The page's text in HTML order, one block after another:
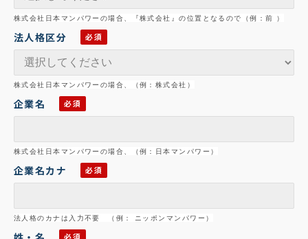
株式会社日本マンパワーの場合、『株式会社』の位置となるので（例：前 ）
法人格区分
株式会社日本マンパワーの場合、（例：株式会社）
企業名
株式会社日本マンパワーの場合、（例： 日本マンパワー）
企業名カナ
法人格のカナは入力不要 （例： ニッポンマンパワー）